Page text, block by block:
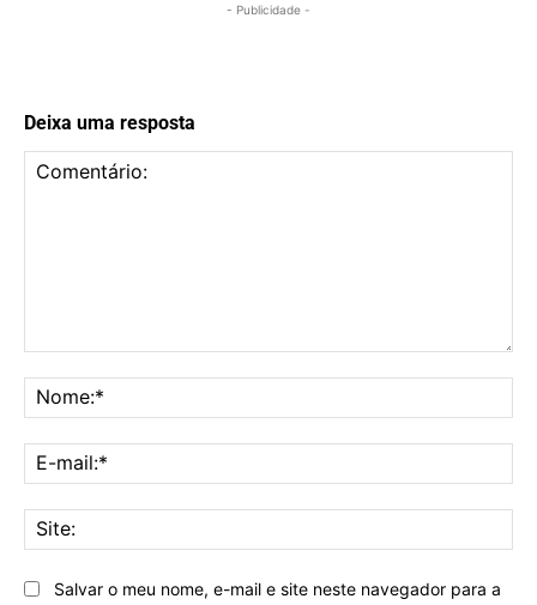
- Publicidade -
Deixa uma resposta
Salvar o meu nome, e-mail e site neste navegador para a